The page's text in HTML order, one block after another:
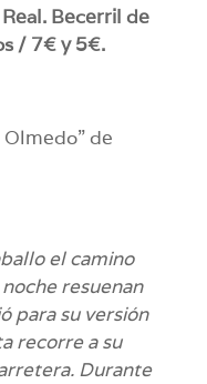
Becerril de
/ 7€ y 5€.
Olmedo” de
el camino
resuenan
para su versión
recorre a su
Durante